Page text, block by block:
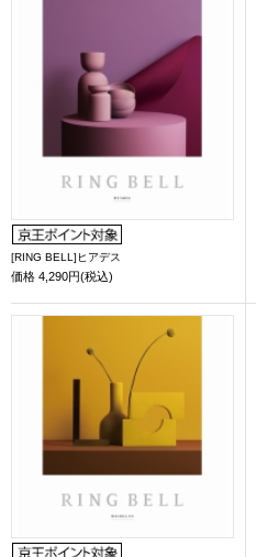
[RING BELL]ヒアデス
価格 4,290円(税込)